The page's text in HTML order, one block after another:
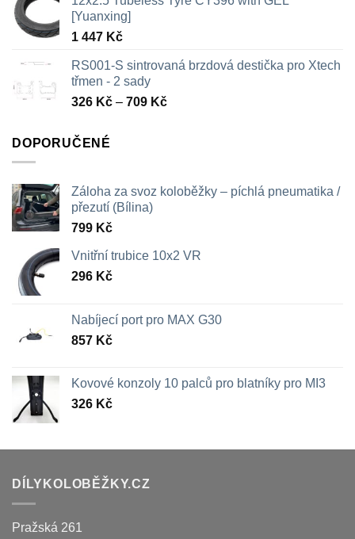
[Yuanxing]
1 447 Kč
RS001-S sintrovaná brzdová destička pro Xtech
třmen - 2 sady
326 Kč – 709 KčRozpětí
DOPORUČENÉ
Záloha za svoz koloběžky – píchlá pneumatika /
přezutí (Bílina)
799 Kč
Vnitřní trubice 10x2 VR
296 Kč
Nabíjecí port pro MAX G30
857 Kč
Kovové konzoly 10 palců pro blatníky pro MI3
326 Kč
DÍLYKOLOBĚŽKY.CZ
Pražská 261